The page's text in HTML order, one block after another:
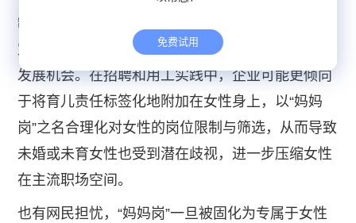
缺乏晋升空间、劳动保障不完善领域，使女性被固
定在边缘性、辅助性位置上，难以获得与男性同等
发展机会。在招聘和用工实践中，企业可能更倾向
于将育儿责任标签化地附加在女性身上，以“妈妈
岗”之名合理化对女性的岗位限制与筛选，从而导致
未婚或未育女性也受到潜在歧视，进一步压缩女性
在主流职场空间。
也有网民担忧，“妈妈岗”一旦被固化为专属于女性
免费试用